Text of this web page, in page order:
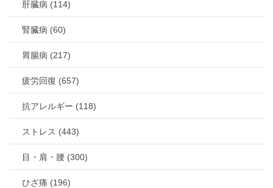
肝臓病 (114)
腎臓病 (60)
胃腸病 (217)
疲労回復 (657)
抗アレルギー (118)
ストレス (443)
目・肩・腰 (300)
ひざ痛 (196)